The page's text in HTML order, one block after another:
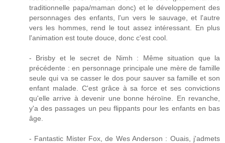
traditionnelle papa/maman donc) et le développement des
personnages des enfants, l'un vers le sauvage, et l'autre
vers les hommes, rend le tout assez intéressant. En plus
l'animation est toute douce, donc c'est cool.
- Brisby et le secret de Nimh : Même situation que la
précédente : en personnage principale une mère de famille
seule qui va se casser le dos pour sauver sa famille et son
enfant malade. C'est grâce à sa force et ses convictions
qu'elle arrive à devenir une bonne héroïne. En revanche,
y'a des passages un peu flippants pour les enfants en bas
âge.
- Fantastic Mister Fox, de Wes Anderson : Ouais, j'admets